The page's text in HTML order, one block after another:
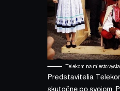
Telekom na miesto
Predstavitelia
skutočne po svojom.